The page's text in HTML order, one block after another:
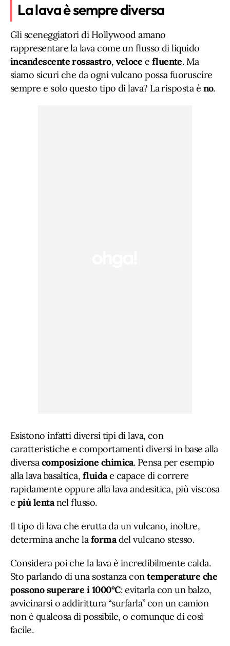
La lava è sempre diversa
Gli sceneggiatori di Hollywood amano
rappresentare la lava come un flusso di liquido
incandescente rossastro, veloce e fluente. Ma
siamo sicuri che da ogni vulcano possa fuoruscire
sempre e solo questo tipo di lava? La risposta è no.
Esistono infatti diversi tipi di lava, con
caratteristiche e comportamenti diversi in base alla
diversacomposizione chimica. Pensa per esempio
alla lava basaltica, fluidae capace di correre
rapidamente oppure alla lava andesitica, più viscosa
e più lentanel flusso.
Il tipo di lava che erutta da un vulcano, inoltre,
determina anche laformadel vulcano stesso.
Considera poi che la lava è incredibilmente calda.
Sto parlando di una sostanza contemperature che
possono superare i 1000°C: evitarla con un balzo,
avvicinarsi o addirittura “surfarla” con un camion
non è qualcosa di possibile, o comunque di così
facile.